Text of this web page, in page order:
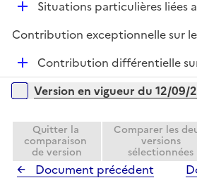
i
r
D
p
i
e
Situations particulières liées
Contribution exceptionnelle sur
D
é
p
e
r
Contribution différentielle
Versions sur la période
Version en vigueur du 12/09/
Quitter la
comparaison
de version
Comparer les
versions
sélectionnées
Document précédent